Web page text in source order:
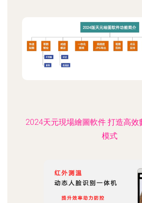
2024天元現場繪圖軟件 打造高效
模式